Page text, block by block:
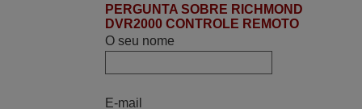
minha encomenda supra: Acolhimento da
encomenda, informação ao cliente,
clareza de instruções durante o processo,
MÁXIMA DE 5 ESTRELAS.
PERGUNTA SOBRE RICHMOND
DVR2000 CONTROLE REMOTO
O seu nome
E-mail